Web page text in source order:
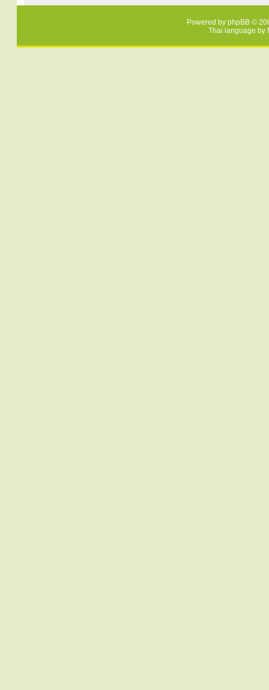
Powered by phpBB ©
Thai language by